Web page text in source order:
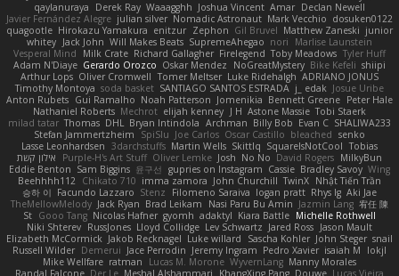
qaylanuraya
Derek Ray Waaagghh Joshua Vincent Amar Declan Newell
Javier Fernández Alegre julian silver Nomadic Astronaut Mark Vecchio dosuken0122
quagootle Hirokazu Yamakura enitzur Zephon Gil Bruvel Matthew Zaneski junior
whitey Jack John Will Makes Beats SupremeAhegao nori
Marlise Launstein
Vesperal Mind
Milk Crate Richard Gallagher Firelegend Toby Meadows Tyler Huff
Adam N'Diaye Gerardo Orozco Oskar Mendez NoGreatMystery Bike Kefeli shiipi
Arthur Lops Oliver Cromwell Tomer Meltser Luke Ridehalgh ADRIANO JONUS
Timothy Montoya soda basket SANTIAGO SANTOS ESTRADA j_ edak Josue Uribe
Anton Rubets Gui Ramalho Noah Patterson Jomenikia Bennett Greene Peter Hale
Nathaniel Roberts Mechrot elijah kenney J H Astone Massie Tobi Staerk
milad tatar Thomas DHL Bryan Intindola Archman Billy Bob Evan C SHALIWA233
Stefan Jammertzheim
SpiSlu Joe Carlos Oscar Castillo bleached senko
Lasse Leonhardsen 3darchstuffs Martin Wells Skittlq SquareIsNotCool Tobias
אילון קשת
Purple-H's Art Stuff Oliver Lemke Josh No No David Rogers MilkyBun
Eddie Benton Sam Biggins 윤구선 gupries on Instagram Cassie Bradley Savoy Wing
Beehhhh112 Chikato 710 imma zamora John Churchill TwinX Nhật Tiến Trần
승하 이 Facundo Lazzaro Stenz Filomeno Saraiva logan pratt Rhys lg Aki Jae
TheMellowMelody Jack Ryan Brad Leikam Nasi Paru Bu Amin Jazmin Lang 宥任 陳
St Gooo Tang Nicolas Hafner gyomh adaktyl Kiara Battle Michelle Rothwell
Niki Shterev RussJones Lloyd Collidge Lev Schwartz Jared Ross Jason Mault
Elizabeth McCormick Jakob Recknagel Luke willard Sascha Kohler John Steger snail
Russell Wilder Demerui Jace Perrodin Jeremy Ingram Pedro Xavier isaiah M
lokjl
Mike Wellfare ratman Lucas M. Morone WyvernLang Manny Morales
Randal Falcone Der Le Meshal Alshammari KhangXing Pang Douwe Lucas Vieira